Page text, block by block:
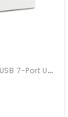
T
P-Link Hub USB 7-Port UH700